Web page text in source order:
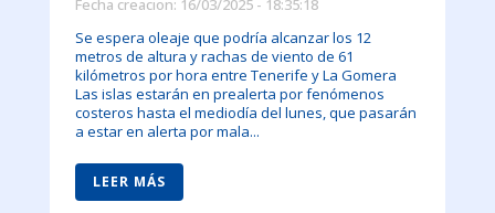
Fecha creacion: 16/03/2025 - 18:35:18
Se espera oleaje que podría alcanzar los 12
metros de altura y rachas de viento de 61
kilómetros por hora entre Tenerife y La Gomera
Las islas estarán en prealerta por fenómenos
costeros hasta el mediodía del lunes, que pasarán
a estar en alerta por mala...
LEER MÁS